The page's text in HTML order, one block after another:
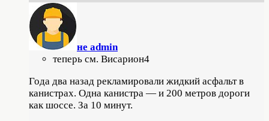
не admin
теперь см. Висариoн4
Года два назад рекламировали жидкий асфальт в
канистрах. Одна канистра — и 200 метров дороги
как шоссе. За 10 минут.